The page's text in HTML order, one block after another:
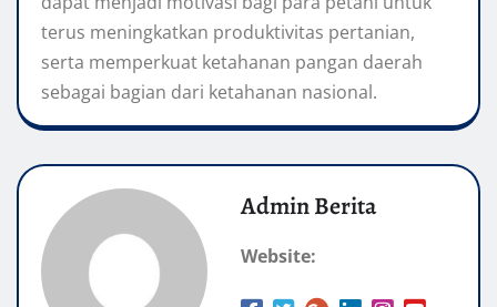
terus meningkatkan produktivitas pertanian,
serta memperkuat ketahanan pangan daerah
sebagai bagian dari ketahanan nasional.
Admin Berita
Website: